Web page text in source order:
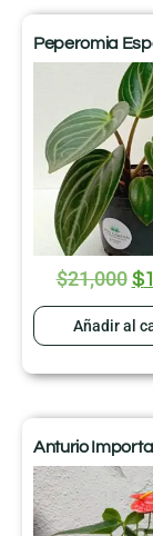
Peperomia
$21,000 $
Añadir al
Anturio